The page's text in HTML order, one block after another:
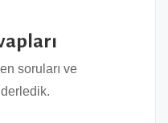
soruları ve
derledik.